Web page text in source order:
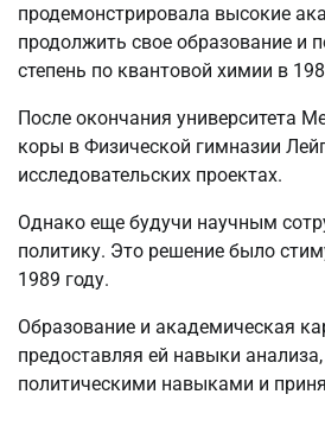
продемонстрировала высокие
продолжить свое образование и
степень по квантовой химии в
После окончания университета
коры в Физической гимназии
исследовательских проектах.
Однако еще будучи научным
политику. Это решение было
1989 году.
Образование и академическая
предоставляя ей навыки
политическими навыками и